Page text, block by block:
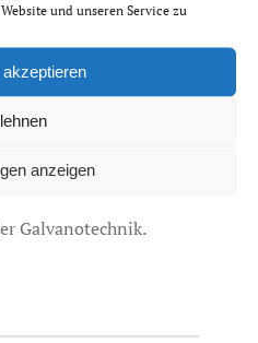
und unseren Service zu
anzeigen
ist aus dem
Lange nicht
„Lauffähigkeit“
der aus der
Galvanotechnik.